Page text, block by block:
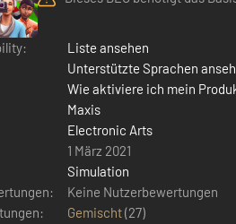
Liste ansehen
Unterstützte Sprachen
Wie aktiviere ich mein
Maxis
Electronic Arts
1 März 2021
Simulation
Keine Nutzerbewertungen
Gemischt(27)